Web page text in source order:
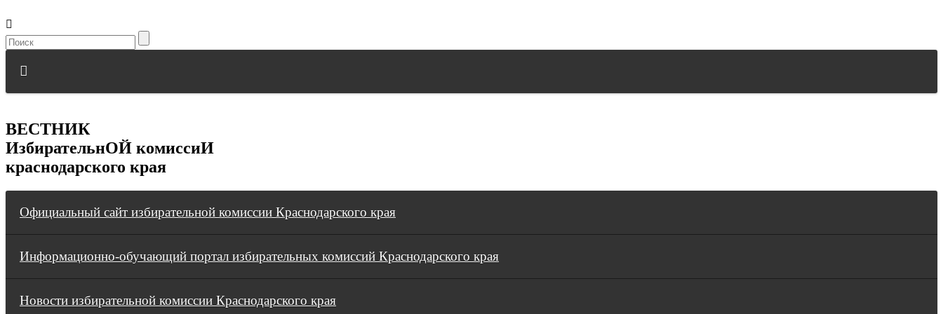
ВЕСТНИК
ИзбирательнОЙ комиссиИ
краснодарского края
Официальный сайт избирательной комиссии Краснодарского края
Информационно-обучающий портал избирательных комиссий Краснодарского края
Новости избирательной комиссии Краснодарского края